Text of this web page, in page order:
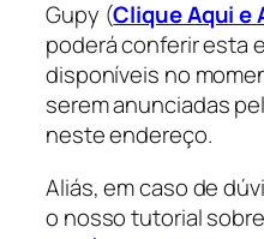
Gupy (Clique Aqui e
poderá conferir esta
disponíveis no
serem anunciadas
neste endereço.
Aliás, em caso de
o nosso tutorial